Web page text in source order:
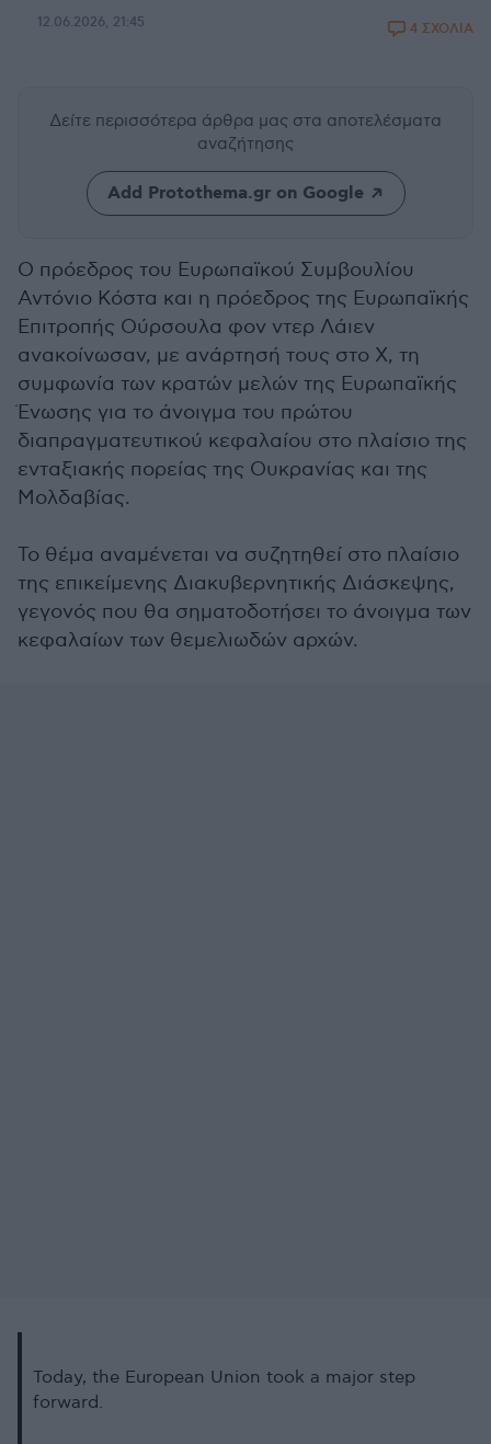
12.06.2026, 21:45 4 ΣΧΟΛΙΑ
Δείτε περισσότερα άρθρα μας στα αποτελέσματα
αναζήτησης
Add Protothema.gr on Google
Ο πρόεδρος του Ευρωπαϊκού Συμβουλίου
Αντόνιο Κόστα και η πρόεδρος της Ευρωπαϊκής
Επιτροπής Ούρσουλα φον ντερ Λάιεν
ανακοίνωσαν, με ανάρτησή τους στο Χ, τη
συμφωνία των κρατών μελών της Ευρωπαϊκής
Ένωσης για το άνοιγμα του πρώτου
διαπραγματευτικού κεφαλαίου στο πλαίσιο της
ενταξιακής πορείας της Ουκρανίας και της
Μολδαβίας.
Το θέμα αναμένεται να συζητηθεί στο πλαίσιο
της επικείμενης Διακυβερνητικής Διάσκεψης,
γεγονός που θα σηματοδοτήσει το άνοιγμα των
κεφαλαίων των θεμελιωδών αρχών.
Today, the European Union took a major step
forward.